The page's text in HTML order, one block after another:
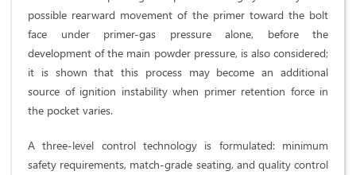
possible rearward movement of the primer toward the bolt
face under primer-gas pressure alone, before the
development of the main powder pressure, is also considered;
it is shown that this process may become an additional
source of ignition instability when primer retention force in
the pocket varies.
A three-level control technology is formulated: minimum
safety requirements, match-grade seating, and quality control